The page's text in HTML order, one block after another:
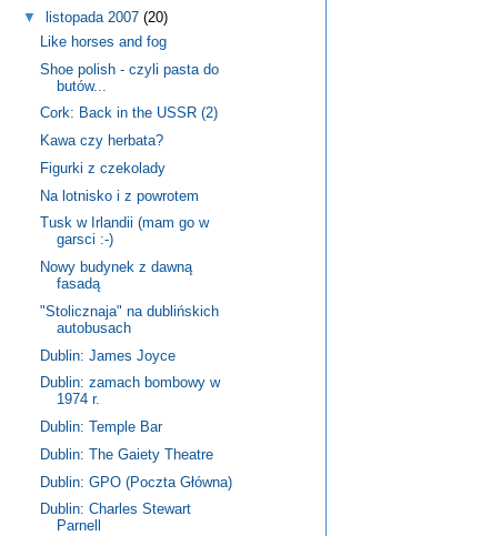
▼
listopada 2007 (20)
Like horses and fog
Shoe polish - czyli pasta do
butów...
Cork: Back in the USSR (2)
Kawa czy herbata?
Figurki z czekolady
Na lotnisko i z powrotem
Tusk w Irlandii (mam go w
garsci :-)
Nowy budynek z dawną
fasadą
"Stolicznaja" na dublińskich
autobusach
Dublin: James Joyce
Dublin: zamach bombowy w
1974 r.
Dublin: Temple Bar
Dublin: The Gaiety Theatre
Dublin: GPO (Poczta Główna)
Dublin: Charles Stewart
Parnell